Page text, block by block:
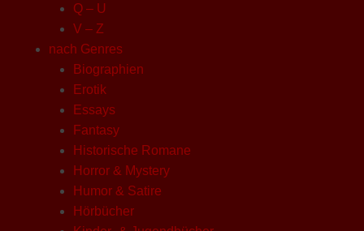
Q – U
V – Z
nach Genres
Biographien
Erotik
Essays
Fantasy
Historische Romane
Horror & Mystery
Humor & Satire
Hörbücher